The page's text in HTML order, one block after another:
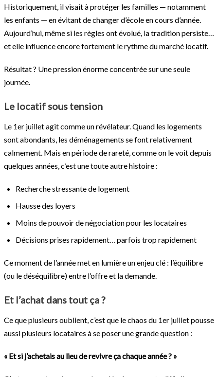
Historiquement, il visait à protéger les familles — notamment
les enfants — en évitant de changer d’école en cours d’année.
Aujourd’hui, même si les règles ont évolué, la tradition persiste…
et elle influence encore fortement le rythme du marché locatif.
Résultat ? Une pression énorme concentrée sur une seule
journée.
Le locatif sous tension
Le 1er juillet agit comme un révélateur. Quand les logements
sont abondants, les déménagements se font relativement
calmement. Mais en période de rareté, comme on le voit depuis
quelques années, c’est une toute autre histoire :
Recherche stressante de logement
Hausse des loyers
Moins de pouvoir de négociation pour les locataires
Décisions prises rapidement… parfois trop rapidement
Ce moment de l’année met en lumière un enjeu clé : l’équilibre
(ou le déséquilibre) entre l’offre et la demande.
Et l’achat dans tout ça ?
Ce que plusieurs oublient, c’est que le chaos du 1er juillet pousse
aussi plusieurs locataires à se poser une grande question :
« Et si j’achetais au lieu de revivre ça chaque année ? »